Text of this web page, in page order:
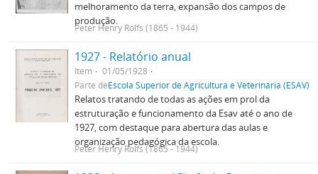
melhoramento da terra, expansão dos campos de
produção.
Peter Henry Rolfs (1865 - 1944)
1927 - Relatório anual
Item
01/05/1928
Parte deEscola Superior de Agricultura e Veterinária (ESAV)
Relatos tratando de todas as ações em prol da
estruturação e funcionamento da Esav até o ano de
1927, com destaque para abertura das aulas e
organização pedagógica da escola.
Peter Henry Rolfs (1865 - 1944)